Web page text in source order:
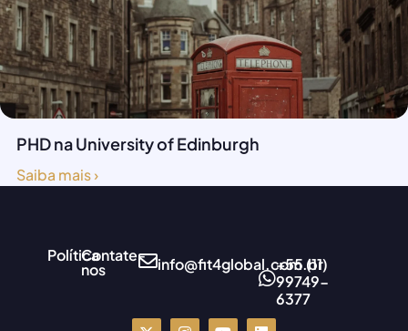
PHD na University of Edinburgh
Saiba mais ›
PolíticaContate-
nos info@fit4global.com.br
+55 (11)
99749-
6377